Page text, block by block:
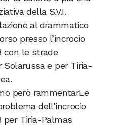
della S.V.I.
al drammatico
presso l’incrocio
con le strade
Solarussa e per Tiria-
però rammentarLe
dell’incrocio
per Tiria-Palmas